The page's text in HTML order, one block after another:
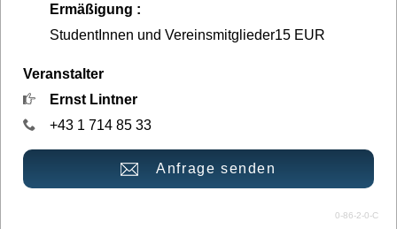
Ermäßigung :
StudentInnen und Vereinsmitglieder15 EUR
Veranstalter
Ernst Lintner
+43 1 714 85 33
Anfrage senden
0-86-2-0-C